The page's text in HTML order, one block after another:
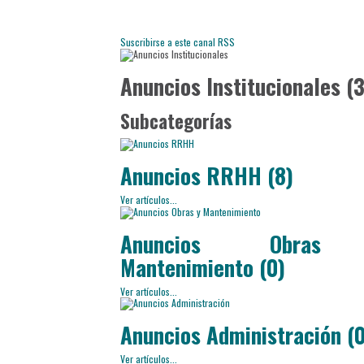
Suscribirse a este canal RSS
Anuncios Institucionales
Subcategorías
Anuncios RRHH (8)
Ver artículos...
Anuncios
Mantenimiento (0)
Ver artículos...
Anuncios Administración
Ver artículos...